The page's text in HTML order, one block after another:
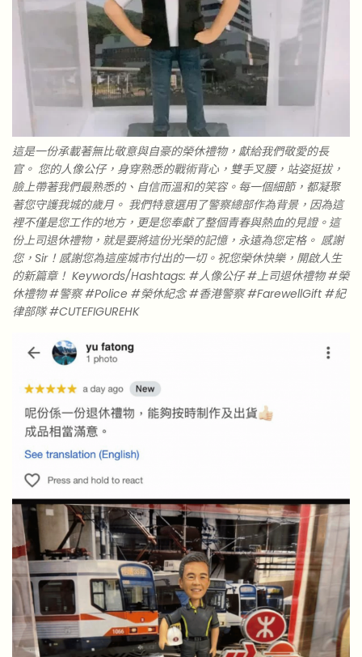
這是一份承載著無比敬意與自豪的榮休禮物，獻給我們敬愛的長
官。 您的人像公仔，身穿熟悉的戰術背心，雙手叉腰，站姿挺拔，
臉上帶著我們最熟悉的、自信而溫和的笑容。每一個細節，都凝聚
著您守護我城的歲月。 我們特意選用了警察總部作為背景，因為這
裡不僅是您工作的地方，更是您奉獻了整個青春與熱血的見證。這
份上司退休禮物，就是要將這份光榮的記憶，永遠為您定格。 感謝
您，Sir！感謝您為這座城市付出的一切。祝您榮休快樂，開啟人生
的新篇章！ Keywords/Hashtags: #人像公仔 #上司退休禮物 #榮
休禮物 #警察 #Police #榮休紀念 #香港警察 #FarewellGift #紀
律部隊 #CUTEFIGUREHK